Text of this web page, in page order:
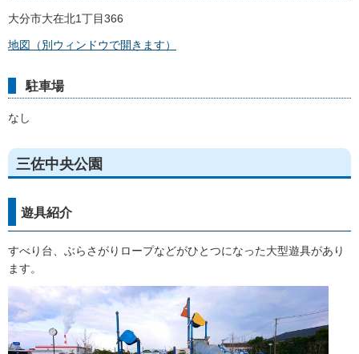
大分市大在北1丁目366
地図（別ウィンドウで開きます）
駐車場
なし
三佐中央公園
遊具紹介
すべり台、ぶらさがりロープなどがひとつになった大型遊具があり
ます。